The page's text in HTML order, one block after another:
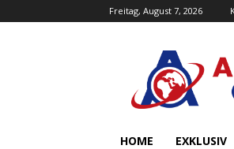
Freitag, August 7, 2026
HOME EXKLUSIV